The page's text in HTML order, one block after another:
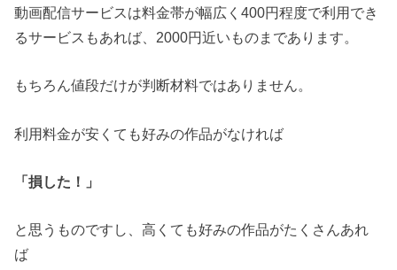
動画配信サービスは料金帯が幅広く400円程度で利用でき
るサービスもあれば、2000円近いものまであります。
もちろん値段だけが判断材料ではありません。
利用料金が安くても好みの作品がなければ
「損した！」
と思うものですし、高くても好みの作品がたくさんあれ
ば